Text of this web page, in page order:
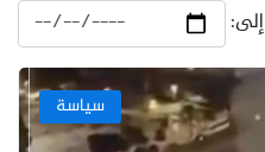
إلى:
سياسة